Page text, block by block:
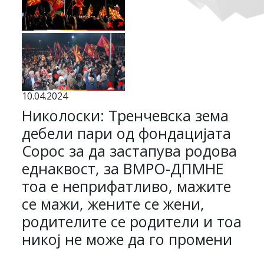
10.04.2024
Николоски: Тренчевска зема
дебели пари од фондацијата
Сорос за да застапува родова
еднаквост, за ВМРО-ДПМНЕ
тоа е неприфатливо, мажите
се мажи, жените се жени,
родителите се родители и тоа
никој не може да го промени